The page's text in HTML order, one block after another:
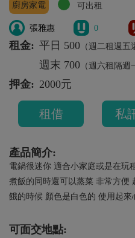
廚房家電 可出租
張雅惠 0
租金: 平日 500 （週二租週五
週末 700 （週六租隔週
押金: 2000元
租借 私
產品簡介:
電鍋很迷你 適合小家庭或是在玩
煮飯的同時還可以蒸菜 非常方便
餓的時候 顏色是白色的 使用起來
可面交地點: